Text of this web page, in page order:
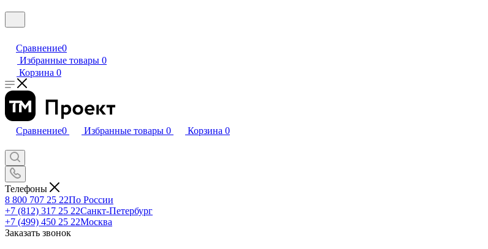
Сравнение0
Избранные товары 0
Корзина 0
Сравнение0 Избранные товары 0 Корзина 0
Телефоны
8 800 707 25 22По России
+7 (812) 317 25 22Санкт-Петербург
+7 (499) 450 25 22Москва
Заказать звонок